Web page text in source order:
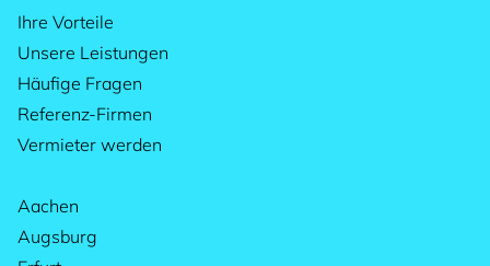
Ihre Vorteile
Unsere Leistungen
Häufige Fragen
Referenz-Firmen
Vermieter werden
Aachen
Augsburg